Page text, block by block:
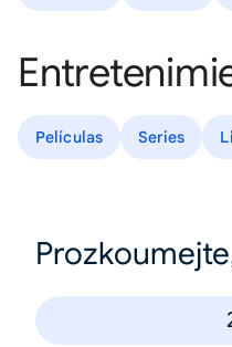
Películas Series